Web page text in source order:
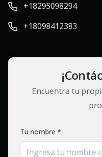
+18295098294
+18098412383
Encuentra tu
Tu nombre *